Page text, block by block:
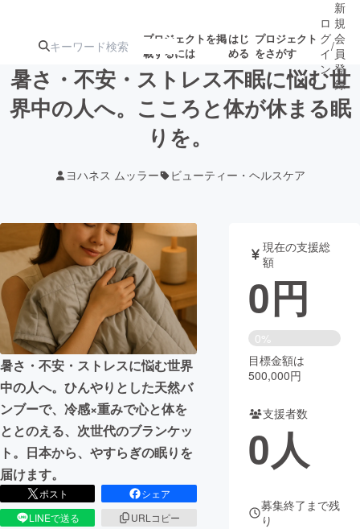
プロジェクトを掲
載するには
はじ
める
プロジェクト
をさがす
注目の新着プロ
テクノロジー・ガジェット
映像・映画 書籍・雑誌
ビジネス・起業 チャレンジ
まちづくり・地域活性化
CAMPFIRE for Social Good
CAMPFIRE Creation
CAMPFIREふるさと納税 machi-ya コミュニティ
ロ
グ
イ
ン
/
新
規
会
員
登
録
暑さ・不安・ストレス不眠に悩む世
界中の人へ。こころと体が休まる眠
りを。
ヨハネス ムッラー ビューティー・ヘルスケア
暑さ・不安・ストレスに悩む世界
中の人へ。ひんやりとした天然バ
ンブーで、冷感×重みで心と体を
ととのえる、次世代のブランケッ
ト。日本から、やすらぎの眠りを
届けます。
ポスト
シェア
LINEで送る
URLコピー
現在の支援総
額
0円
0%
目標金額は
500,000円
支援者数
0人
募集終了まで残
り